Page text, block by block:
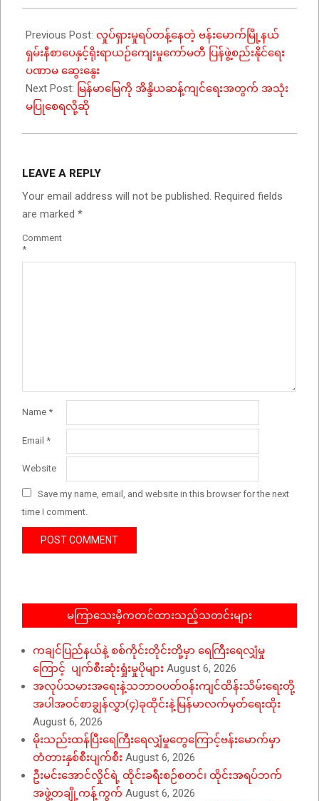
Previous Post: လှုပ်ရှားမှုရပ်တန့်နေတဲ့ ဗန်းမောက်မြို့နယ်
ရှမ်းနီစာပေနှင့်ရိုးရာယဉ်ကျေးမှုကော်မတီ ပြန်ဖွဲ့စည်းနိုင်ရေး
ပဏာမ ဆွေးနွေး
Next Post: မြန်မာမြေကို အိန္ဒိယဆန့်ကျင်ရေးအတွက် အသုံး
မပြုစေရလို့ဆို
LEAVE A REPLY
Your email address will not be published. Required fields
are marked *
Comment
*
Name *
Email *
Website
Save my name, email, and website in this browser for the next
time I comment.
မကြာသေးမှီကတင်ထားသည့်သတင်းများ
ကချင်ပြည်နယ်နဲ့ စစ်ကိုင်းတိုင်းတို့မှာ ရေကြီးရေလျှံမှု
ကြောင့် ပျက်စီးဆုံးရှုံးမှုပိုများ August 6, 2026
အလုပ်သမားအရေးနဲ့သဘာဝပတ်ဝန်းကျင်ထိန်းသိမ်းရေးတို့
အပါအဝင်စာချွန်လွှာ(၄)ခုထိုင်းနဲ့မြန်မာလက်မှတ်ရေးထိုး
August 6, 2026
မိုးသည်းထန်ပြီးရေကြီးရေလျှံမှုတွေကြောင့်ဗန်းမောက်မှာ
တံတားနှစ်စီးပျက်စီး August 6, 2026
ဦးမင်းအောင်လှိုင်ရဲ့ ထိုင်းခရီးစဉ်စတင်၊ ထိုင်းအရပ်ဘက်
အဖွဲ့တချို့ကန့်ကွက် August 6, 2026